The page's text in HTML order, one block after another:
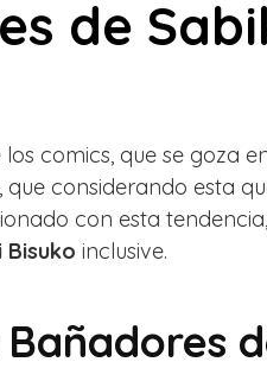
de
comics, que se goza
que considerando esta
con esta
Bisuko inclusive.
Bañadores